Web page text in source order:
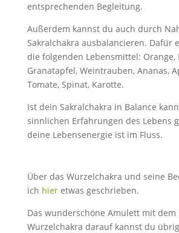
entsprechenden Begleitung.
Außerdem kannst du auch durch
Sakralchakra ausbalancieren. Dafür
die folgenden Lebensmittel: Orange,
Granatapfel, Weintrauben, Ananas,
Tomate, Spinat, Karotte.
Ist dein Sakralchakra in Balance
sinnlichen Erfahrungen des Lebens
deine Lebensenergie ist im Fluss.
Über das Wurzelchakra und seine
ich hieretwas geschrieben.
Das wunderschöne Amulett mit dem
Wurzelchakra darauf kannst du